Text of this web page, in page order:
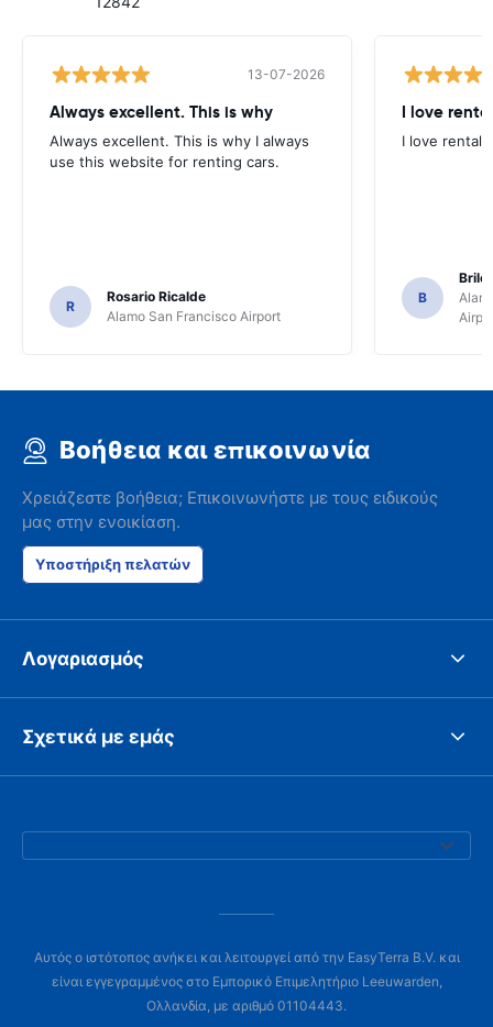
13-07-2026
Always excellent. This is why
Always excellent. This is why I always
use this website for renting cars.
R
Rosario Ricalde
Alamo San Francisco Airport
I love
I love rental
B
Βοήθεια και επικοινωνία
Χρειάζεστε βοήθεια; Επικοινωνήστε με τους ειδικούς
μας στην ενοικίαση.
Υποστήριξη πελατών
Λογαριασμός
Σχετικά με εμάς
Αυτός ο ιστότοπος ανήκει και λειτουργεί από την EasyTerra B.V. και
είναι εγγεγραμμένος στο Εμπορικό Επιμελητήριο Leeuwarden,
Ολλανδία, με αριθμό 01104443.